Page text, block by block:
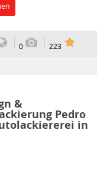
0 223
&
Pedro
in